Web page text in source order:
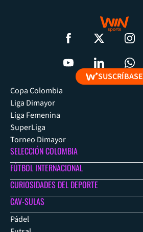
SUSCRÍBASE
Copa Colombia
Liga Dimayor
Liga Femenina
SuperLiga
Torneo Dimayor
SELECCIÓN COLOMBIA
FÚTBOL INTERNACIONAL
CURIOSIDADES DEL DEPORTE
CAV-SULAS
Pádel